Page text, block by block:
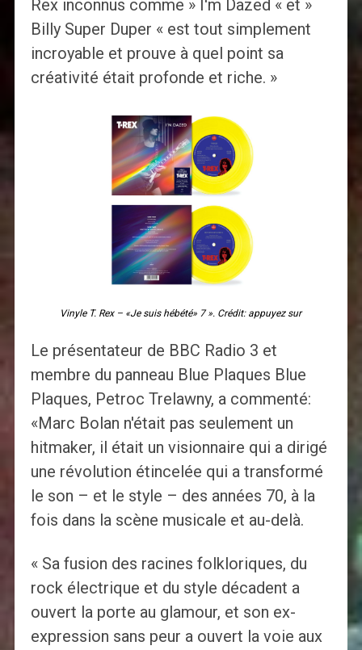
Rex inconnus comme » I'm Dazed « et »
Billy Super Duper « est tout simplement
incroyable et prouve à quel point sa
créativité était profonde et riche. »
Vinyle T. Rex – «Je suis hébété» 7 ». Crédit: appuyez sur
Le présentateur de BBC Radio 3 et
membre du panneau Blue Plaques Blue
Plaques, Petroc Trelawny, a commenté:
«Marc Bolan n'était pas seulement un
hitmaker, il était un visionnaire qui a dirigé
une révolution étincelée qui a transformé
le son – et le style – des années 70, à la
fois dans la scène musicale et au-delà.
« Sa fusion des racines folkloriques, du
rock électrique et du style décadent a
ouvert la porte au glamour, et son ex-
expression sans peur a ouvert la voie aux